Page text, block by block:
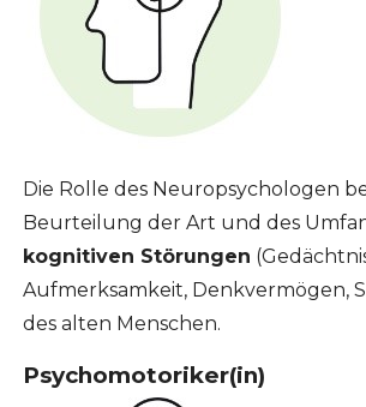
Die Rolle des Neuropsychologen
Beurteilung der Art und des
kognitiven Störungen
Aufmerksamkeit, Denkvermögen,
des alten Menschen.
Psychomotoriker(in)